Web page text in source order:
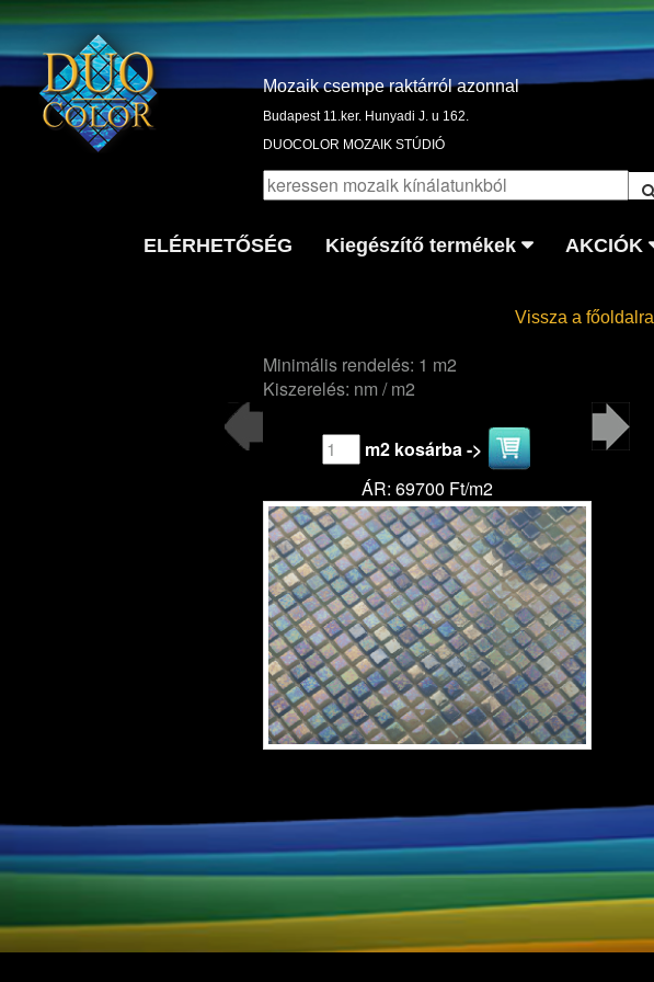
Mozaik csempe raktárról azonnal
Budapest 11.ker. Hunyadi J. u 162.
DUOCOLOR MOZAIK STÚDIÓ
ELÉRHETŐSÉG Kiegészítő termékek AKCIÓK
Vissza a főoldalra
Minimális rendelés: 1 m2
Kiszerelés: nm / m2
m2 kosárba ->
ÁR: 69700 Ft/m2